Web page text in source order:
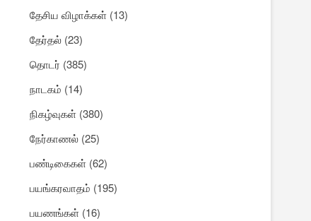
தேசிய விழாக்கள் (13)
தேர்தல் (23)
தொடர் (385)
நாடகம் (14)
நிகழ்வுகள் (380)
நேர்காணல் (25)
பண்டிகைகள் (62)
பயங்கரவாதம் (195)
பயணங்கள் (16)